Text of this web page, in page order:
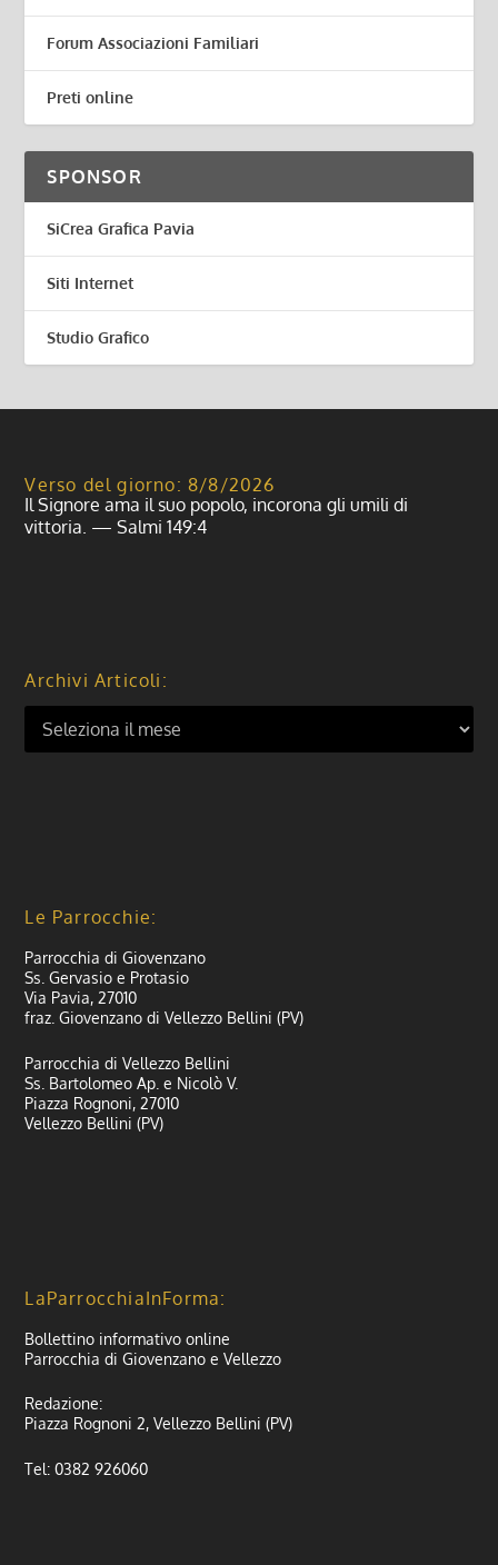
Forum Associazioni Familiari
Preti online
SPONSOR
SiCrea Grafica Pavia
Siti Internet
Studio Grafico
Verso del giorno: 8/8/2026
Il Signore ama il suo popolo, incorona gli umili di
vittoria. — Salmi 149:4
Archivi Articoli:
Le Parrocchie:
Parrocchia di Giovenzano
Ss. Gervasio e Protasio
Via Pavia, 27010
fraz. Giovenzano di Vellezzo Bellini (PV)
Parrocchia di Vellezzo Bellini
Ss. Bartolomeo Ap. e Nicolò V.
Piazza Rognoni, 27010
Vellezzo Bellini (PV)
LaParrocchiaInForma:
Bollettino informativo online
Parrocchia di Giovenzano e Vellezzo
Redazione:
Piazza Rognoni 2, Vellezzo Bellini (PV)
Tel: 0382 926060